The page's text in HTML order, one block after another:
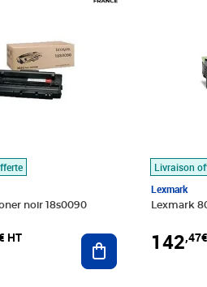
noir 18s0090
HT Ajouter au panier
Livraison
Lexmark
Lexmark
142